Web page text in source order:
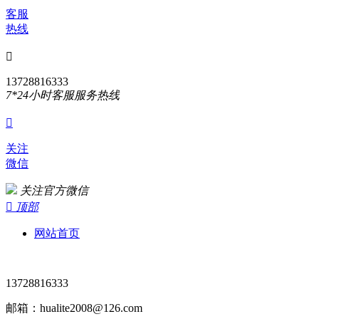
客服
热线

13728816333
7*24小时客服服务热线

关注
微信
关注官方微信
 顶部
网站首页
13728816333
邮箱：hualite2008@126.com